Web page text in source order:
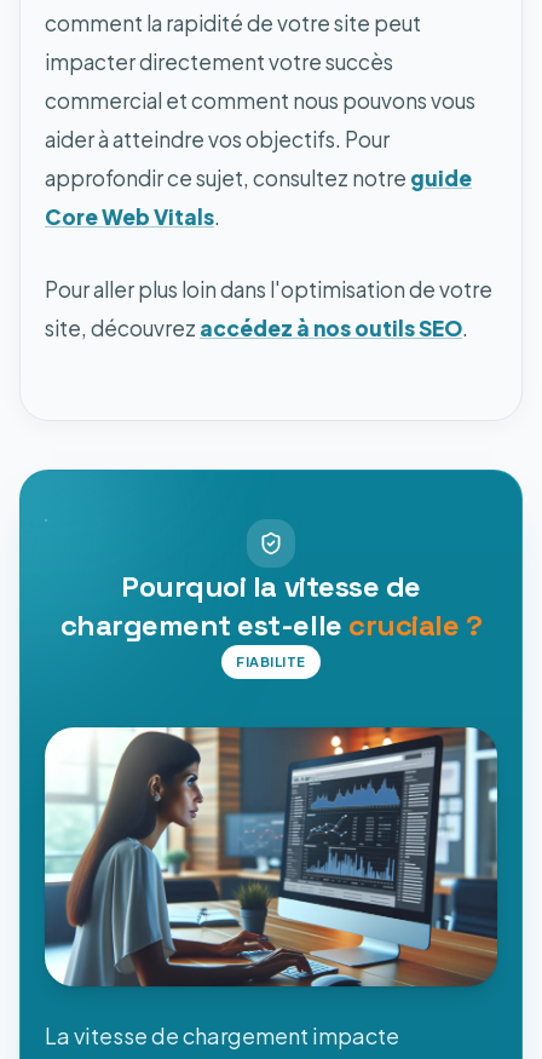
comment la rapidité de votre site peut
impacter directement votre succès
commercial et comment nous pouvons vous
aider à atteindre vos objectifs. Pour
approfondir ce sujet, consultez notre guide
Core Web Vitals.
Pour aller plus loin dans l'optimisation de votre
site, découvrez accédez à nos outils SEO.
Pourquoi la vitesse de
chargement est-elle cruciale ?
FIABILITE
La vitesse de chargement impacte